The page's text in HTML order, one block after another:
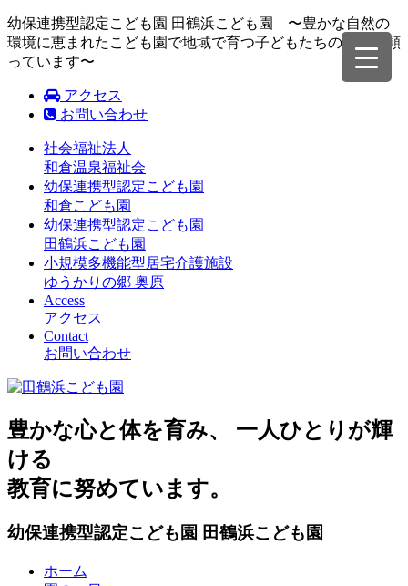
幼保連携型認定こども園 田鶴浜こども園 〜豊かな自然の
環境に恵まれたこども園で地域で育つ子どもたちの成長を願
っています〜
アクセス
お問い合わせ
社会福祉法人
和倉温泉福祉会
幼保連携型認定こども園
和倉こども園
幼保連携型認定こども園
田鶴浜こども園
小規模多機能型居宅介護施設
ゆうかりの郷 奥原
Access
アクセス
Contact
お問い合わせ
豊かな心と体を育み、 一人ひとりが輝
ける
教育に努めています。
幼保連携型認定こども園 田鶴浜こども園
ホーム